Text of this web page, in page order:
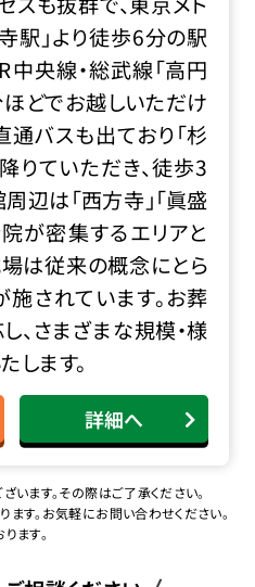
駅」より徒歩6分の駅
中央線・総武線「高円
どでお越しいただけ
通バスも出ており「杉
りていただき、徒歩3
辺は「西方寺」「眞盛
院が密集するエリアと
場は従来の概念にとら
されています。お葬
、さまざまな規模・様
します。
詳細へ
ます。その際はご了承ください。
す。お気軽にお問い合わせください。
ます。